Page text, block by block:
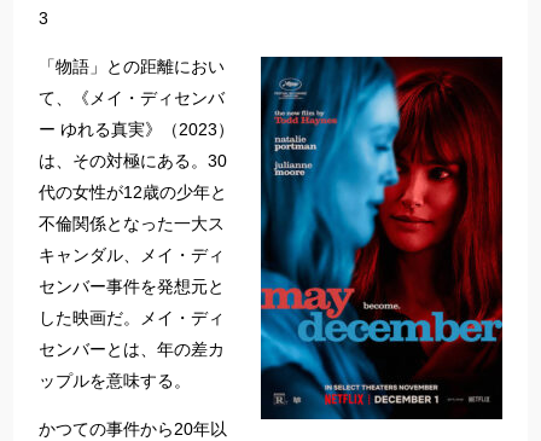
3
「物語」との距離におい
て、《メイ・ディセンバ
ー ゆれる真実》（2023）
は、その対極にある。30
代の女性が12歳の少年と
不倫関係となった一大ス
キャンダル、メイ・ディ
センバー事件を発想元と
した映画だ。メイ・ディ
センバーとは、年の差カ
ップルを意味する。
かつての事件から20年以